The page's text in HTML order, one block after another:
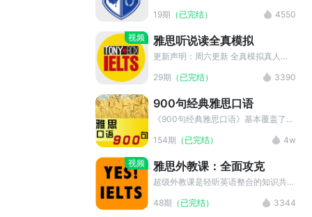
钟，边听边喝咖啡 2.内容环环相扣，
有学有练，输入/输出平衡，难度适中
不疲惫 4.推理式教学法，层层深入，
级 = 解决整个口语链条的问题 【课程
每节课包含1个2000年以来雅思口语
高频话题，其中前4节即是高频题，也
其中1道） 第10-19节课，平均20分
思口语高频话题。 第20-31节课，平
均26分钟/节。每节课包含1个2000年
度、学习者的思路、内容丰富程度、灵
业老师进行技巧讲解和弱项分析，帮助
成绩！ 素材源自 YouTube 的
AcademicEnglishHelp 频道，均用于
息。如果您是该素材的版权拥有者，对
19期 （已完结） 4550
视频 雅思听说读全真模拟
更新声明：周六更新 全真模拟真人示
下！ 素材来源于 YouTube 的 Tony
们保留了创作者的原始信息。如果您是
该素材的版权拥有者，对素材的发布持
29期 （已完结） 3390
900句经典雅思口语
《900句经典雅思口语》基本覆盖了雅
口语考生校正英语发音，话题广泛，可
是帮助雅思考生顺利通过雅思口语考试
关的精品内容。
154期 （已完结） 4w
视频 雅思外教课：全面攻克
超级外教课是轻听英语整合的知识共享
一手雅思备考秘籍。内容主要来自知识
48期 （已完结） 3344